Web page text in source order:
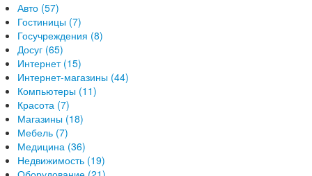
Авто (57)
Гостиницы (7)
Госучреждения (8)
Досуг (65)
Интернет (15)
Интернет-магазины (44)
Компьютеры (11)
Красота (7)
Магазины (18)
Мебель (7)
Медицина (36)
Недвижимость (19)